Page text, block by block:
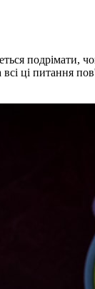
подрімати,
всі ці